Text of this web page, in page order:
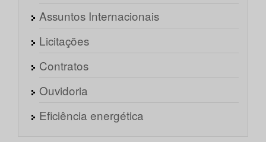
Assuntos Internacionais
Licitações
Contratos
Ouvidoria
Eficiência energética